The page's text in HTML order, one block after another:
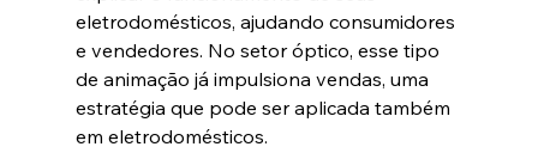
eletrodomésticos, ajudando consumidores
e vendedores. No setor óptico, esse tipo
de animação já impulsiona vendas, uma
estratégia que pode ser aplicada também
em eletrodomésticos.